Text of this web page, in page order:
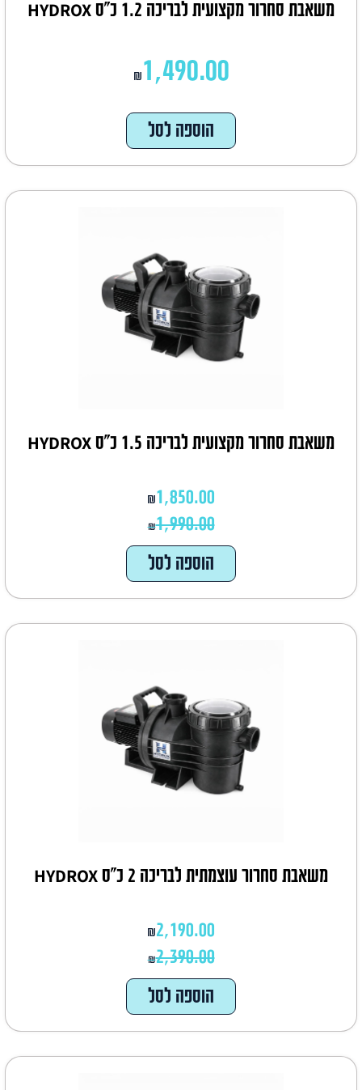
משאבת סחרור מקצועית לבריכה 1.2 כ"ס HYDROX
₪ 1,490.00
הוספה לסל
משאבת סחרור מקצועית לבריכה 1.5 כ"ס HYDROX
₪1,990.00
₪ 1,850.00
הוספה לסל
משאבת סחרור עוצמתית לבריכה 2 כ"ס HYDROX
₪2,390.00
₪2,190.00
הוספה לסל